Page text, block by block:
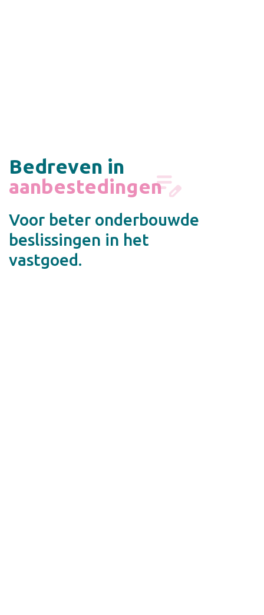
Bedreven in
onderzoek
Voor beter onderbouwde
beslissingen in het
vastgoed.